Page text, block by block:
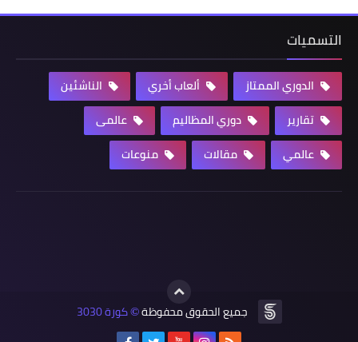
التسميات
الدوري الممتاز ألعاب أخري
الناشئين
تقارير
دوري المظاليم
عالمى
عالمي
مقالات منوعات
جميع الحقوق محفوظة © كورة 3030